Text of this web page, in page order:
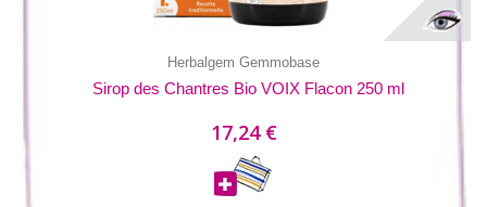
Herbalgem Gemmobase
Sirop des Chantres Bio VOIX Flacon 250 ml
17,24 €